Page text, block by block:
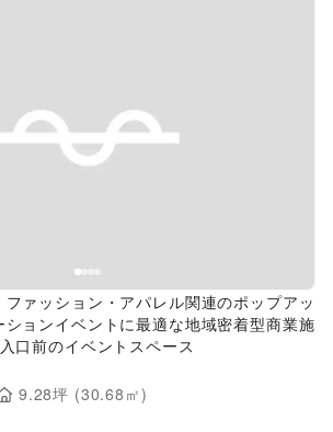
ファッション・アパレル関連のポップアッ
ョンイベントに最適な地域密着型商業施
口前のイベントスペース
9.28坪 (30.68 ㎡)